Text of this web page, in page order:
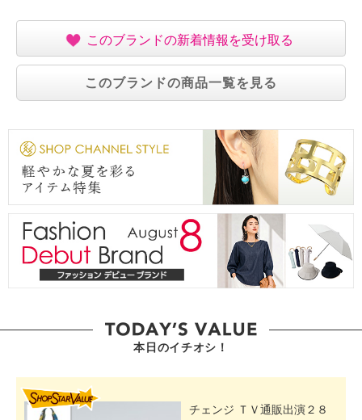
このブランドの新着情報を受け取る
このブランドの商品一覧を見る
本日のイチオシ！
チェンジ ＴＶ通販出演２８